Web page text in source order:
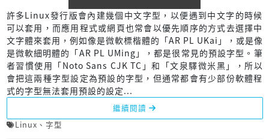
許多Linux發行版會內建幾個中文字型，以便遇到中文字的時候
可以套用，而應用程式或網頁也常會以優先順序的方式去選擇中
文字體來套用，例如像是微軟標楷體的「AR PL UKai」，或是像
是微軟細明體的「AR PL UMing」，都是很常見的預設字型。筆
者習慣使用「Noto Sans CJK TC」和「文泉驛微米黑」，所以
會把這兩種字型設定為預設的字型，但通常都會有少部份軟體程
式的字型無法套用預設的設定...
繼續閱讀
Linux 、 字型